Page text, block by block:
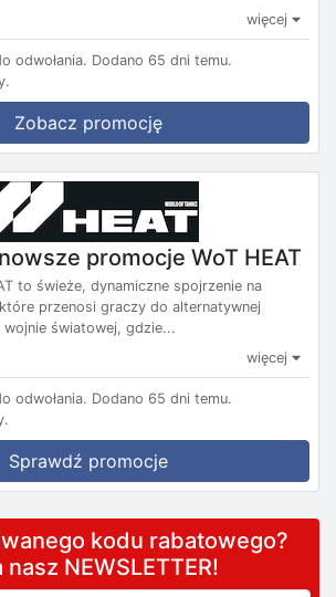
więcej
odwołania. Dodano 65 dni temu.
Zobacz promocję
promocje WoT HEAT
to świeże, dynamiczne spojrzenie na
przenosi graczy do alternatywnej
światowej, gdzie...
więcej
odwołania. Dodano 65 dni temu.
Sprawdź promocje
kodu rabatowego?
NEWSLETTER!